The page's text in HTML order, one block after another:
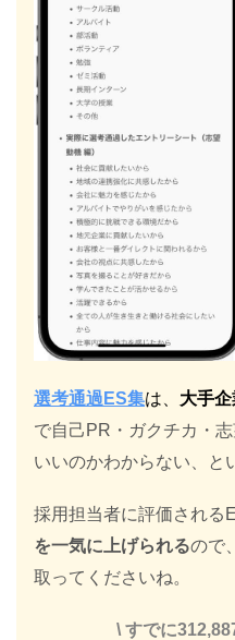
選考通過ES集は、 大手
で自己PR・ガクチカ・
いいのかわからない、と
採用担当者に評価される
を一気に上げられるので、
取ってくださいね。
\ すでに